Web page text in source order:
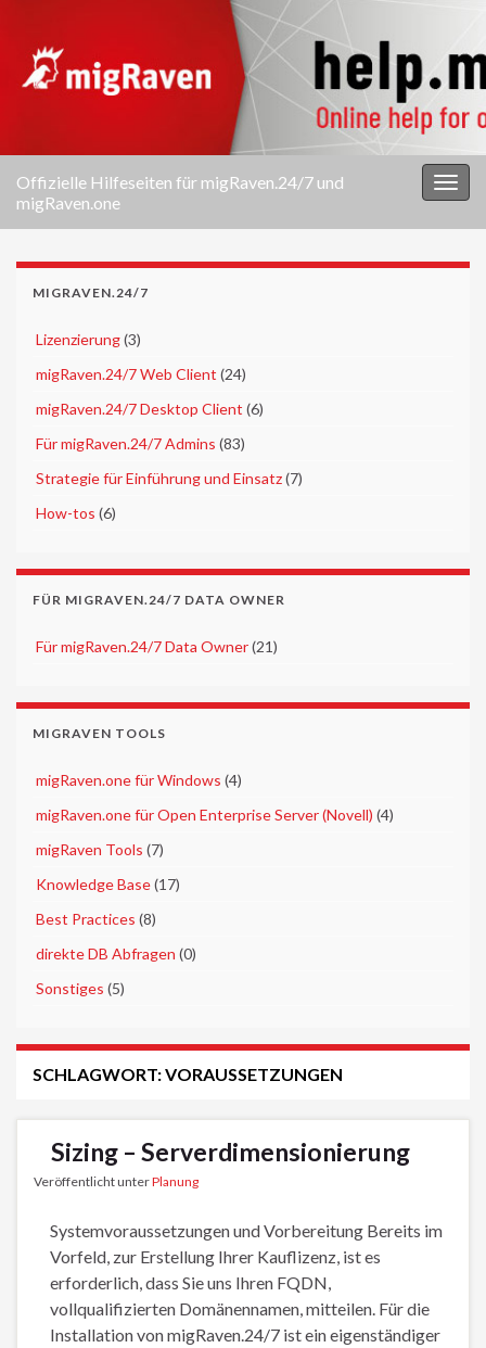
Offizielle Hilfeseiten für migRaven.24/7 und
migRaven.one
MIGRAVEN.24/7
Lizenzierung(3)
migRaven.24/7 Web Client (24)
migRaven.24/7 Desktop Client (6)
Für migRaven.24/7 Admins (83)
Strategie für Einführung und Einsatz(7)
How-tos (6)
FÜR MIGRAVEN.24/7 DATA OWNER
Für migRaven.24/7 Data Owner(21)
MIGRAVEN TOOLS
migRaven.one für Windows (4)
migRaven.one für Open Enterprise Server (Novell) (4)
migRaven Tools (7)
Knowledge Base(17)
Best Practices (8)
direkte DB Abfragen (0)
Sonstiges (5)
SCHLAGWORT:VORAUSSETZUNGEN
Sizing – Serverdimensionierung
Veröffentlicht unterPlanung
Systemvoraussetzungen und Vorbereitung Bereits im
Vorfeld, zur Erstellung Ihrer Kauflizenz, ist es
erforderlich, dass Sie uns Ihren FQDN,
vollqualifizierten Domänennamen, mitteilen. Für die
Installation von migRaven.24/7 ist ein eigenständiger